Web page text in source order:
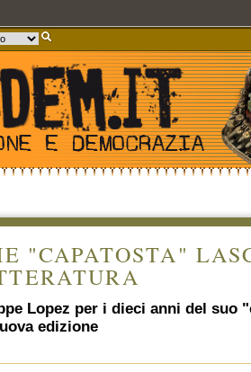
"CAPATOSTA"
Lopez per i dieci anni del suo
edizione